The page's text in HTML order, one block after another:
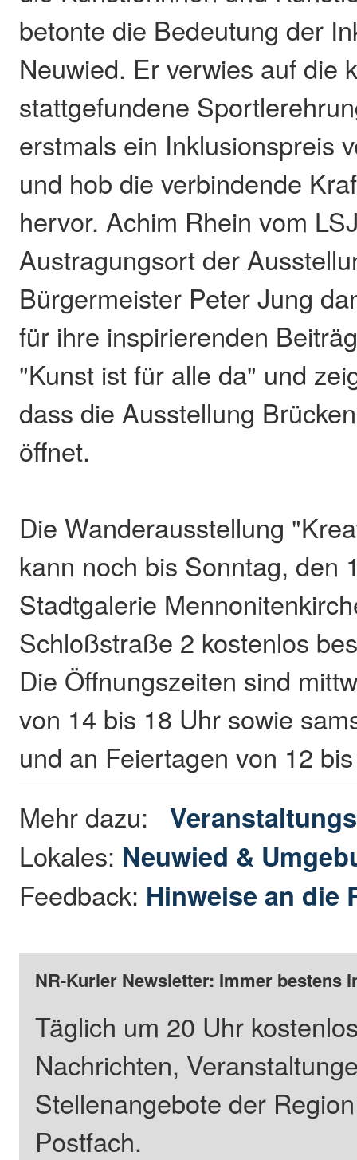
betonte die Bedeutung der
Neuwied. Er verwies auf die
stattgefundene
erstmals ein Inklusionspreis
und hob die verbindende
hervor. Achim Rhein vom
Austragungsort der
Bürgermeister Peter Jung
für ihre inspirierenden
"Kunst ist für alle da" und
dass die Ausstellung
öffnet.
Die Wanderausstellung
kann noch bis Sonntag, den
Stadtgalerie
Schloßstraße 2 kostenlos
Die Öffnungszeiten sind
von 14 bis 18 Uhr sowie
und an Feiertagen von 12
Mehr dazu:
Lokales: Neuwied &
Feedback: Hinweise an die
NR-Kurier Newsletter: Immer bestens
Täglich um 20 Uhr
Nachrichten,
Stellenangebote der
Postfach.